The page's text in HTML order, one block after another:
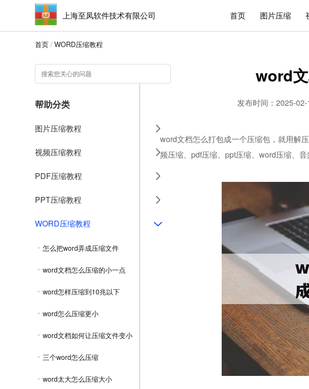
上海至凤软件技术有限公司 首页 图片压缩
首页 / WORD压缩教程
帮助分类
图片压缩教程
视频压缩教程
PDF压缩教程
PPT压缩教程
WORD压缩教程
怎么把word弄成压缩文件
word文档怎么压缩的小一点
word怎样压缩到10兆以下
word怎么压缩更小
word文档如何让压缩文件变小
三个word怎么压缩
word太大怎么压缩大小
word
发布时间：2025-
word文档怎么打包成一个压缩包，就用解
频压缩、pdf压缩、ppt压缩、word压缩、